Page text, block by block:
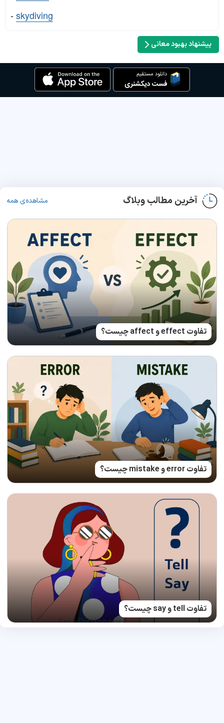
-skydiving
پیشنهاد بهبود معانی
آخرین مطالب وبلاگ مشاهده‌ی همه
تفاوت effect و affect چیست؟
تفاوت error و mistake چیست؟
تفاوت tell و say چیست؟